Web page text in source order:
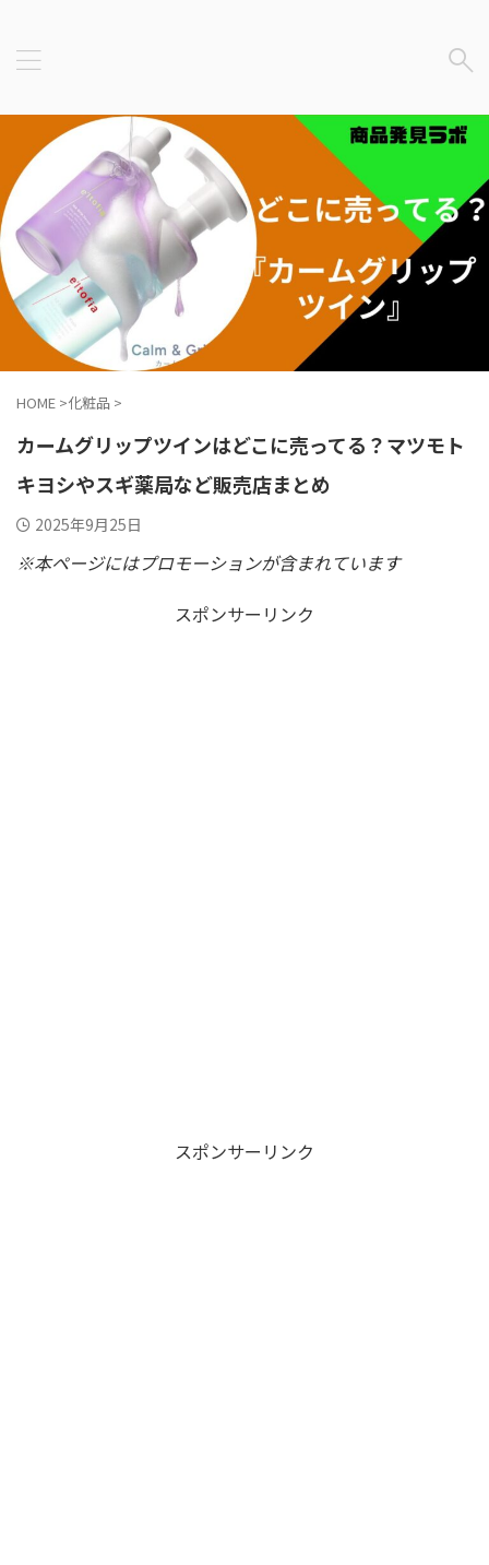
HOME >化粧品 >
カームグリップツインはどこに売ってる？マツモト
キヨシやスギ薬局など販売店まとめ
2025年9月25日
※本ページにはプロモーションが含まれています
スポンサーリンク
スポンサーリンク